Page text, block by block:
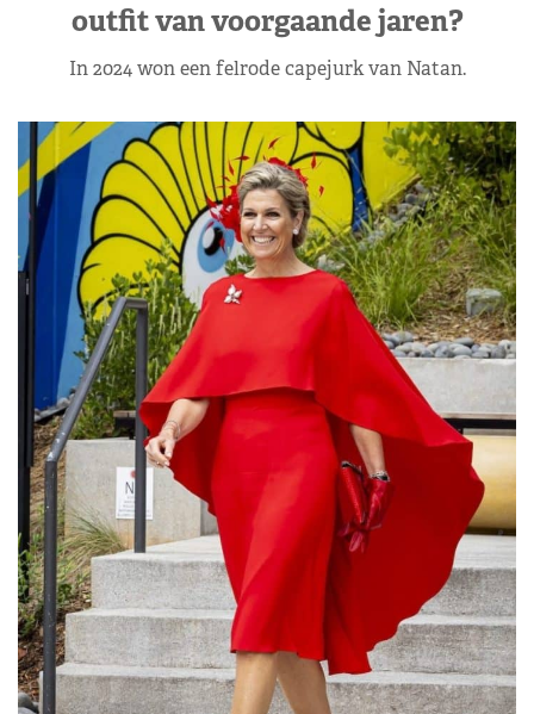
outfit van voorgaande jaren?
In 2024 won een felrode capejurk van Natan.